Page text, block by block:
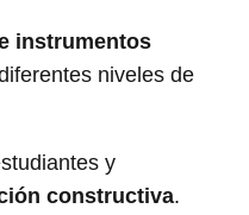
instrumentos
niveles de
y
constructiva.